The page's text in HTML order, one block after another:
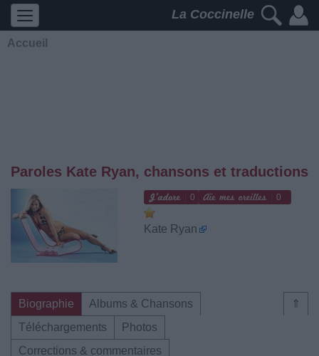
La Coccinelle
Accueil
Paroles Kate Ryan, chansons et traductions
0 0
Kate Ryan
⇑
Biographie
Albums & Chansons
Téléchargements
Photos
Corrections & commentaires